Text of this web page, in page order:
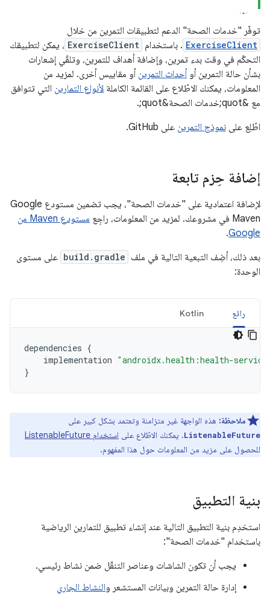
توفّر "خدمات الصحة" الدعم لتطبيقات التمرين من خلال
ExerciseClient . باستخدام ExerciseClient ، يمكن لتطبيقك
التحكّم في وقت بدء تمرين، وإضافة أهداف للتمرين، وتلقّي إشعارات
بشأن حالة التمرين أو أحداث التمرين أو مقاييس أخرى. لمزيد من
المعلومات، يمكنك الاطّلاع على القائمة الكاملة لأنواع التمارين التي تتوافق
مع &quot;خدمات الصحة&quot;.
اطّلِع على نموذج التمرين على GitHub.
إضافة حِزم تابعة
لإضافة اعتمادية على "خدمات الصحة"، يجب تضمين مستودع Google
Maven في مشروعك. لمزيد من المعلومات، راجِع
مستودع Maven من
Google
.
بعد ذلك، أضِف التبعية التالية في ملف build.gradle على مستوى
الوحدة:
رائع Kotlin
dependencies {
implementation "androidx.health:health-
}
ملاحظة: هذه الواجهة غير متزامنة وتعتمد بشكل كبير على
ListenableFuture. يمكنك الاطّلاع على استخدام ListenableFuture
للحصول على مزيد من المعلومات حول هذا المفهوم.
بنية التطبيق
استخدِم بنية التطبيق التالية عند إنشاء تطبيق للتمارين الرياضية
باستخدام "خدمات الصحة":
يجب أن تكون الشاشات وعناصر التنقّل ضمن نشاط رئيسي.
إدارة حالة التمرين وبيانات المستشعر والنشاط الجاري